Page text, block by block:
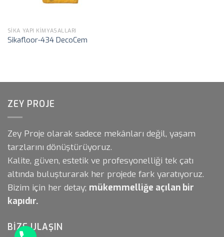
SIKA YAPI KIMYASALLARI
Sikafloor-434 DecoCem
ZEY PROJE
Zey Proje olarak sadece mekânları değil, yaşam
tarzlarını dönüştürüyoruz.
Kalite, güven, estetik ve profesyonelliği tek çatı
altında buluşturarak her projede fark yaratıyoruz.
Bizim için her detay; mükemmelliğe açılan bir
kapıdır.
BIZE ULAŞIN